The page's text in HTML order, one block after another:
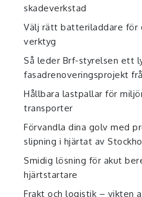
skadeverkstad
Välj rätt batteriladdare för
verktyg
Så leder Brf-styrelsen ett
fasadrenoveringsprojekt
Hållbara lastpallar för
transporter
Förvandla dina golv med
slipning i hjärtat av
Smidig lösning för akut
hjärtstartare
Frakt och logistik – vikten